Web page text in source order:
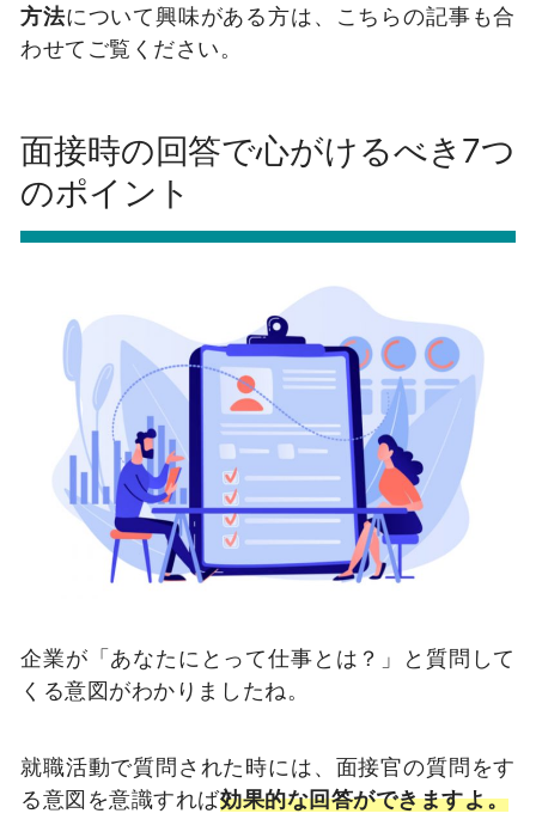
方法について興味がある方は、こちらの記事も合
わせてご覧ください。
面接時の回答で心がけるべき7つ
のポイント
企業が「あなたにとって仕事とは？」と質問して
くる意図がわかりましたね。
就職活動で質問された時には、面接官の質問をす
る意図を意識すれば効果的な回答ができますよ。